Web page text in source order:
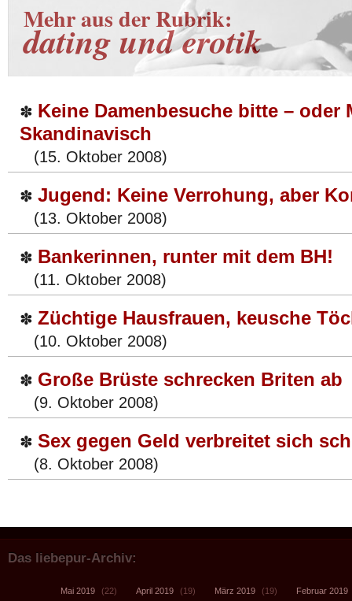
Mehr aus der Rubrik:
dating und erotik
✽ Keine Damenbesuche bitte – oder
Skandinavisch
(15. Oktober 2008)
✽ Jugend: Keine Verrohung, aber
(13. Oktober 2008)
✽ Bankerinnen, runter mit dem BH!
(11. Oktober 2008)
✽ Züchtige Hausfrauen, keusche
(10. Oktober 2008)
✽ Große Brüste schrecken Briten ab
(9. Oktober 2008)
✽ Sex gegen Geld verbreitet sich
(8. Oktober 2008)
Das liebepur-Archiv:
Mai 2019 (22) April 2019 (19) März 2019 (19) Februar 2019